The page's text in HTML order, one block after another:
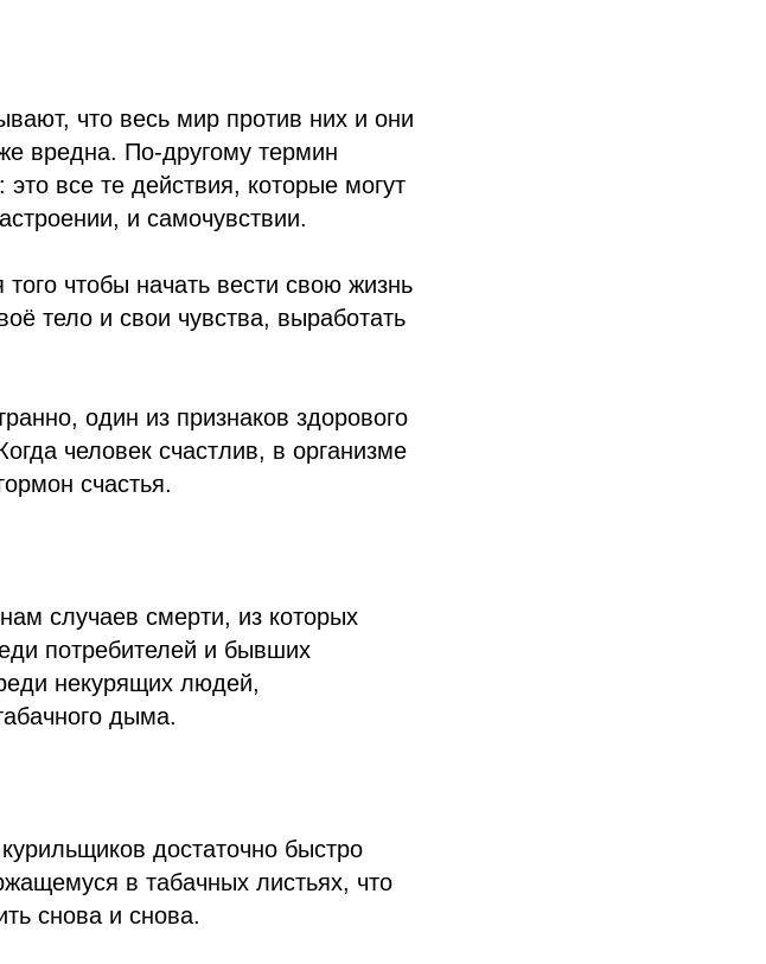
что весь мир против них и они
вредна. По-другому термин
все те действия, которые могут
и самочувствии.
чтобы начать вести свою жизнь
тело и свои чувства, выработать
один из признаков здорового
человек счастлив, в организме
счастья.
случаев смерти, из которых
потребителей и бывших
некурящих людей,
дыма.
достаточно быстро
в табачных листьях, что
снова и снова.